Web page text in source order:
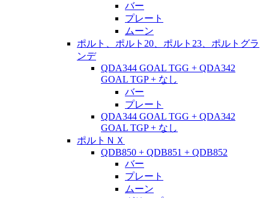
バー
プレート
ムーン
ポルト、ポルト20、ポルト23、ポルトグラ
ンデ
QDA344 GOAL TGG + QDA342
GOAL TGP + なし
バー
プレート
QDA344 GOAL TGG + QDA342
GOAL TGP + なし
ポルトＮＸ
QDB850 + QDB851 + QDB852
バー
プレート
ムーン